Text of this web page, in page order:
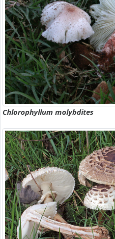
Chlorophyllum molybdites